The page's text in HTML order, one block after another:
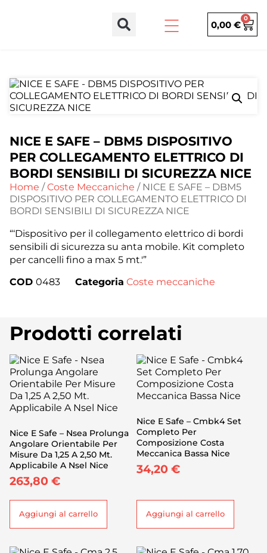
0,00 €
0
NICE E SAFE – DBM5 DISPOSITIVO
PER COLLEGAMENTO ELETTRICO DI
BORDI SENSIBILI DI SICUREZZA NICE
Home /Coste Meccaniche / NICE E SAFE – DBM5
DISPOSITIVO PER COLLEGAMENTO ELETTRICO DI
BORDI SENSIBILI DI SICUREZZA NICE
“‘Dispositivo per il collegamento elettrico di bordi
sensibili di sicurezza su anta mobile. Kit completo
per cancelli fino a max 5 mt.'”
COD 0483 Categoria Coste meccaniche
Prodotti correlati
Nice E Safe – Nsea Prolunga
Angolare Orientabile Per
Misure Da 1,25 A 2,50 Mt.
Applicabile A Nsel Nice
263,80 €
Aggiungi al carrello
Nice E Safe – Cmbk4 Set
Completo Per
Composizione Costa
Meccanica Bassa Nice
34,20 €
Aggiungi al carrello